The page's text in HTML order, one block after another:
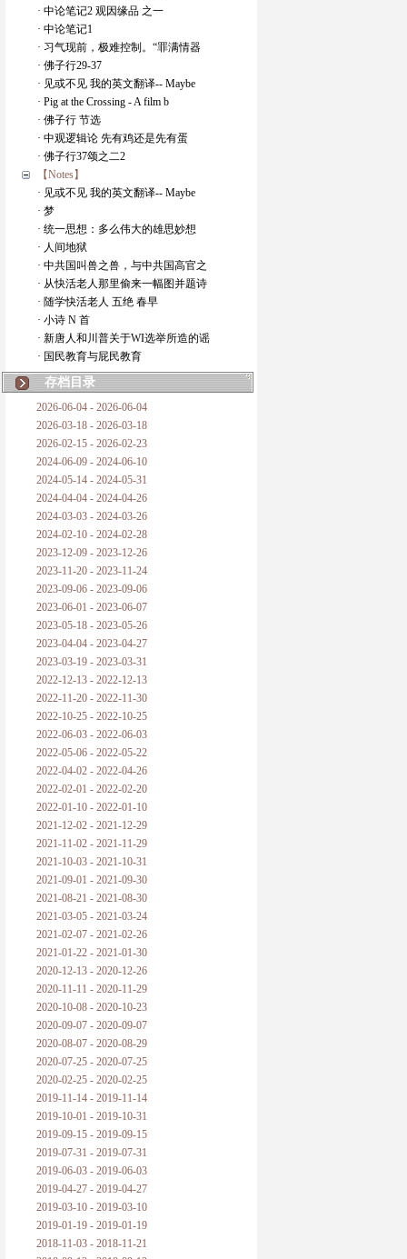
· 中论笔记2 观因缘品 之一
· 中论笔记1
· 习气现前，极难控制。“罪满情器
· 佛子行29-37
· 见或不见 我的英文翻译-- Maybe
· Pig at the Crossing - A film b
· 佛子行 节选
· 中观逻辑论 先有鸡还是先有蛋
· 佛子行37颂之二2
【Notes】
· 见或不见 我的英文翻译-- Maybe
· 梦
· 统一思想：多么伟大的雄思妙想
· 人间地狱
· 中共国叫兽之兽，与中共国高官之
· 从快活老人那里偷来一幅图并题诗
· 随学快活老人 五绝 春早
· 小诗 N 首
· 新唐人和川普关于WI选举所造的谣
· 国民教育与屁民教育
存档目录
2026-06-04 - 2026-06-04
2026-03-18 - 2026-03-18
2026-02-15 - 2026-02-23
2024-06-09 - 2024-06-10
2024-05-14 - 2024-05-31
2024-04-04 - 2024-04-26
2024-03-03 - 2024-03-26
2024-02-10 - 2024-02-28
2023-12-09 - 2023-12-26
2023-11-20 - 2023-11-24
2023-09-06 - 2023-09-06
2023-06-01 - 2023-06-07
2023-05-18 - 2023-05-26
2023-04-04 - 2023-04-27
2023-03-19 - 2023-03-31
2022-12-13 - 2022-12-13
2022-11-20 - 2022-11-30
2022-10-25 - 2022-10-25
2022-06-03 - 2022-06-03
2022-05-06 - 2022-05-22
2022-04-02 - 2022-04-26
2022-02-01 - 2022-02-20
2022-01-10 - 2022-01-10
2021-12-02 - 2021-12-29
2021-11-02 - 2021-11-29
2021-10-03 - 2021-10-31
2021-09-01 - 2021-09-30
2021-08-21 - 2021-08-30
2021-03-05 - 2021-03-24
2021-02-07 - 2021-02-26
2021-01-22 - 2021-01-30
2020-12-13 - 2020-12-26
2020-11-11 - 2020-11-29
2020-10-08 - 2020-10-23
2020-09-07 - 2020-09-07
2020-08-07 - 2020-08-29
2020-07-25 - 2020-07-25
2020-02-25 - 2020-02-25
2019-11-14 - 2019-11-14
2019-10-01 - 2019-10-31
2019-09-15 - 2019-09-15
2019-07-31 - 2019-07-31
2019-06-03 - 2019-06-03
2019-04-27 - 2019-04-27
2019-03-10 - 2019-03-10
2019-01-19 - 2019-01-19
2018-11-03 - 2018-11-21